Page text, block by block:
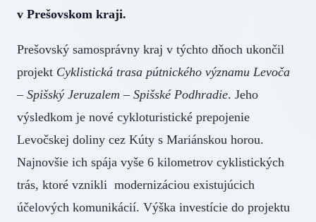
v Prešovskom kraji.
Prešovský samosprávny kraj v týchto dňoch ukončil
projekt Cyklistická trasa pútnického významu Levoča
– Spišský Jeruzalem – Spišské Podhradie. Jeho
výsledkom je nové cykloturistické prepojenie
Levočskej doliny cez Kúty s Mariánskou horou.
Najnovšie ich spája vyše 6 kilometrov cyklistických
trás, ktoré vznikli modernizáciou existujúcich
účelových komunikácií. Výška investície do projektu